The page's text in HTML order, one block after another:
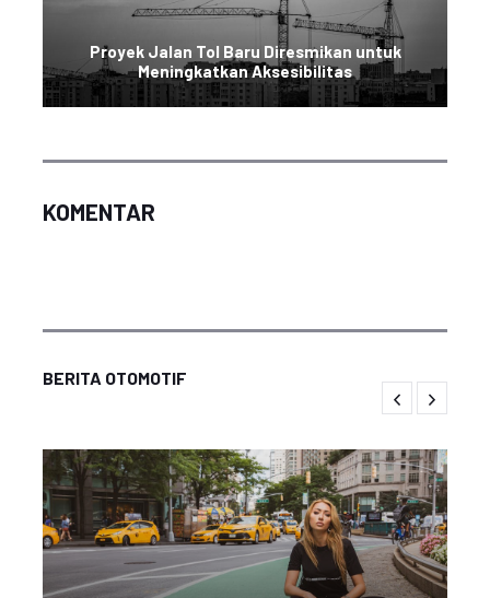
Proyek Jalan Tol Baru Diresmikan untuk
Meningkatkan Aksesibilitas
KOMENTAR
BERITA OTOMOTIF